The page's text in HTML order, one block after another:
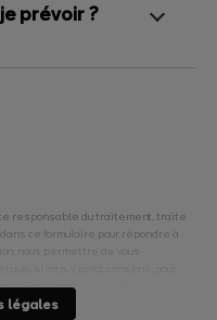
prévoir ?
légales
responsable du traitement, traite
ce formulaire pour répondre à
nous permettre de vous
à des fins marketing.
personnelles et pour exercer vos